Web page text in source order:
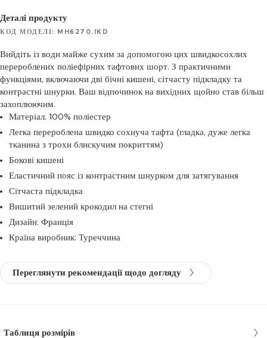
Деталі продукту
КОД МОДЕЛІ: MH6270.IKD
Вийдіть із води майже сухим за допомогою цих швидкосохлих
перероблених поліефірних тафтових шорт. З практичними
функціями, включаючи дві бічні кишені, сітчасту підкладку та
контрастні шнурки. Ваш відпочинок на вихідних щойно став більш
захоплюючим.
Матеріал: 100% поліестер
Легка перероблена швидко сохнуча тафта (гладка, дуже легка
тканина з трохи блискучим покриттям)
Бокові кишені
Еластичний пояс із контрастним шнурком для затягування
Сітчаста підкладка
Вишитий зелений крокодил на стегні
Дизайн: Франція
Країна виробник: Туреччина
Переглянути рекомендації щодо догляду
Таблиця розмірів